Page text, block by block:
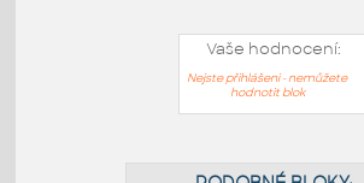
Vaše hodnocení:
Nejste přihlášeni - nemůžete
hodnotit blok